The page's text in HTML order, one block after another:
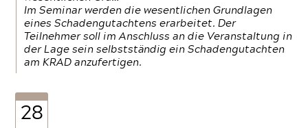
Im Seminar werden die wesentlichen Grundlagen
eines Schadengutachtens erarbeitet. Der
Teilnehmer soll im Anschluss an die Veranstaltung in
der Lage sein selbstständig ein Schadengutachten
am KRAD anzufertigen.
28